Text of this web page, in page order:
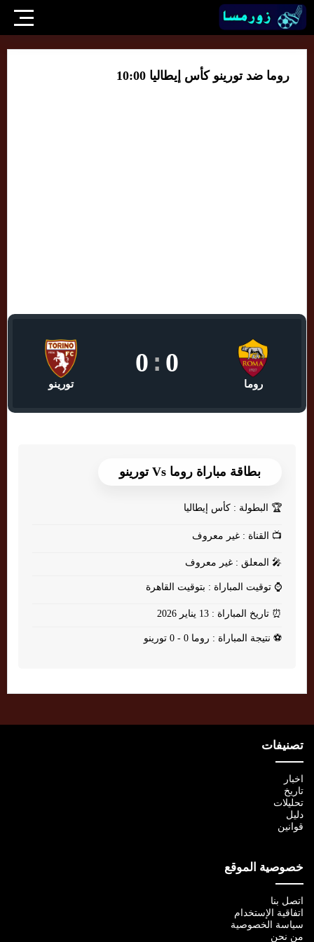
روما ضد تورينو كأس إيطاليا 10:00
روما
0
:
0
تورينو
بطاقة مباراة روما Vs تورينو
🏆 البطولة : كأس إيطاليا
📺 القناة : غير معروف
🎤 المعلق : غير معروف
⌚ توقيت المباراة : بتوقيت القاهرة
⏰ تاريخ المباراة : 13 يناير 2026
⚽ نتيجة المباراة : روما 0 - 0 تورينو
تصنيفات
اخبار
تاريخ
تحليلات
دليل
قوانين
خصوصية الموقع
اتصل بنا
اتفاقية الإستخدام
سياسة الخصوصية
من نحن